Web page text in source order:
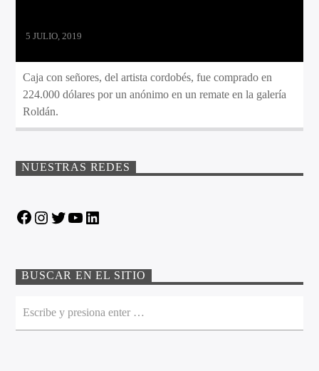
5 JULIO, 2019
Caja con señores, del artista cordobés, fue comprado en
224.000 dólares por un anónimo en un remate en la galería
Roldán.
NUESTRAS REDES
FacebookInstagram
TwitterYouTube
BUSCAR EN EL SITIO